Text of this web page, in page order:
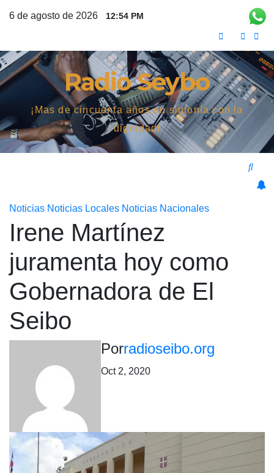
6 de agosto de 2026 12:54 PM
Radio Seybo
¡Mas de cincuenta años en sintonía con la
dignidad!
Noticias Noticias Locales Noticias Nacionales
Irene Martínez
juramenta hoy como
Gobernadora de El
Seibo
Porradioseibo.org
Oct 2, 2020